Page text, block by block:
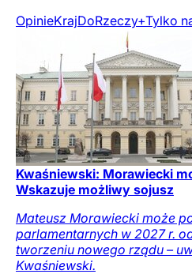
OpinieKrajDoRzeczy+Tylko
Kwaśniewski: Morawiecki
Wskazuje możliwy sojusz
Mateusz Morawiecki może
parlamentarnych w 2027 r.
tworzeniu nowego rządu –
Kwaśniewski.